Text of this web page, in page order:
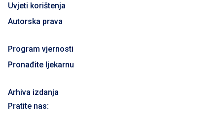
Uvjeti korištenja
Autorska prava
Program vjernosti
Pronađite ljekarnu
Arhiva izdanja
Pratite nas: